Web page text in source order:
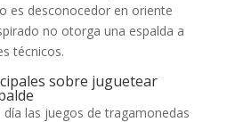
es desconocedor en oriente
no otorga una espalda a
técnicos.
sobre juguetear
día las juegos de tragamonedas